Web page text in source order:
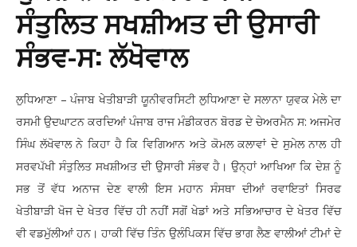
ਸੰਤੁਲਿਤ ਸਖਸ਼ੀਅਤ ਦੀ ਉਸਾਰੀ
ਸੰਭਵ-ਸ: ਲੱਖੋਵਾਲ
ਲੁਧਿਆਣਾ – ਪੰਜਾਬ ਖੇਤੀਬਾੜੀ ਯੂਨੀਵਰਸਿਟੀ ਲੁਧਿਆਣਾ ਦੇ ਸਲਾਨਾ ਯੁਵਕ ਮੇਲੇ ਦਾ
ਰਸਮੀ ਉਦਘਾਟਨ ਕਰਦਿਆਂ ਪੰਜਾਬ ਰਾਜ ਮੰਡੀਕਰਨ ਬੋਰਡ ਦੇ ਚੇਅਰਮੈਨ ਸ: ਅਜਮੇਰ
ਸਿੰਘ ਲੱਖੋਵਾਲ ਨੇ ਕਿਹਾ ਹੈ ਕਿ ਵਿਗਿਆਨ ਅਤੇ ਕੋਮਲ ਕਲਾਵਾਂ ਦੇ ਸੁਮੇਲ ਨਾਲ ਹੀ
ਸਰਵਪੱਖੀ ਸੰਤੁਲਿਤ ਸਖਸ਼ੀਅਤ ਦੀ ਉਸਾਰੀ ਸੰਭਵ ਹੈ। ਉਨ੍ਹਾਂ ਆਖਿਆ ਕਿ ਦੇਸ਼ ਨੂੰ
ਸਭ ਤੋਂ ਵੱਧ ਅਨਾਜ ਦੇਣ ਵਾਲੀ ਇਸ ਮਹਾਨ ਸੰਸਥਾ ਦੀਆਂ ਰਵਾਇਤਾਂ ਸਿਰਫ
ਖੇਤੀਬਾੜੀ ਖੋਜ ਦੇ ਖੇਤਰ ਵਿੱਚ ਹੀ ਨਹੀਂ ਸਗੋਂ ਖੇਡਾਂ ਅਤੇ ਸਭਿਆਚਾਰ ਦੇ ਖੇਤਰ ਵਿੱਚ
ਵੀ ਵਡਮੁੱਲੀਆਂ ਹਨ। ਹਾਕੀ ਵਿੱਚ ਤਿੰਨ ਉਲੰਪਿਕਸ ਵਿੱਚ ਭਾਗ ਲੈਣ ਵਾਲੀਆਂ ਟੀਮਾਂ ਦੇ